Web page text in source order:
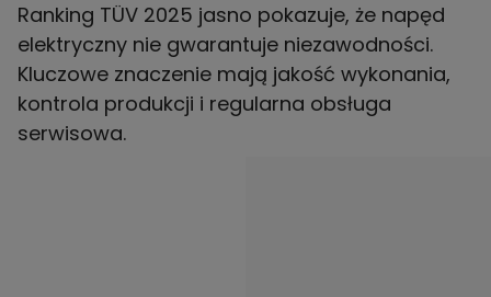
Ranking TÜV 2025 jasno pokazuje, że napęd
elektryczny nie gwarantuje niezawodności.
Kluczowe znaczenie mają jakość wykonania,
kontrola produkcji i regularna obsługa
serwisowa.